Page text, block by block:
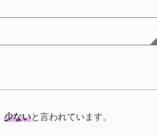
少ないと言われています。